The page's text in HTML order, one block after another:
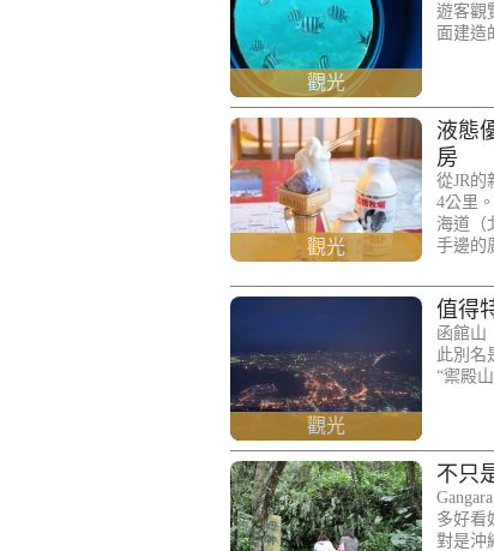
觀光
遊客觀
面建造
觀光
液態
房
從JR的
4公里
海道（
手邊的
觀光
值得
函館山
此別名
“禦殿
不只
多好看
對是沖